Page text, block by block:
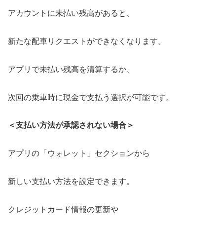
アカウントに未払い残高があると、
新たな配車リクエストができなくなります。
アプリで未払い残高を清算するか、
次回の乗車時に現金で支払う選択が可能です。
＜支払い方法が承認されない場合＞
アプリの「ウォレット」セクションから
新しい支払い方法を設定できます。
クレジットカード情報の更新や